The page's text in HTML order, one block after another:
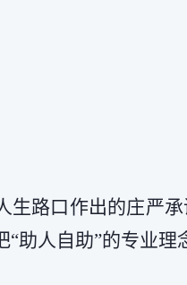
生路口作出的庄严
助人自助”的专业